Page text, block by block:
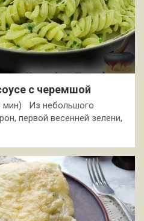
с черемшой
мин) Из небольшого
первой весенней зелени,